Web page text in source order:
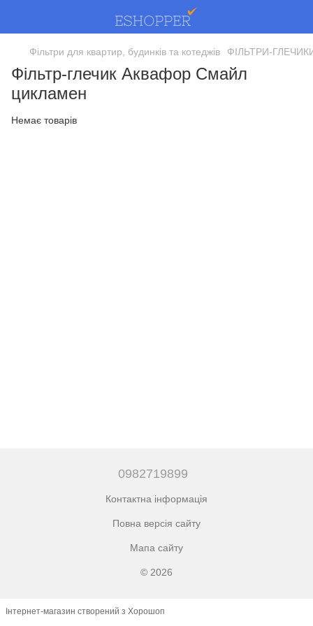
Фільтри для квартир, будинків та котеджів ФІЛЬТРИ-
Фільтр-глечик Аквафор Смайл
цикламен
Немає товарів
0982719899
Контактна інформація
Повна версія сайту
Мапа сайту
© 2026
Інтернет-магазин створений з Хорошоп